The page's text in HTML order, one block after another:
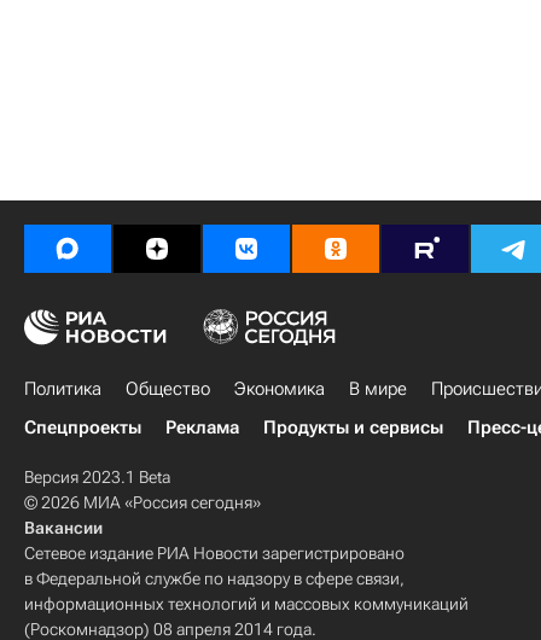
Политика Общество Экономика В мире
Спецпроекты
Реклама Продукты и сервисы Пресс-
Версия 2023.1 Beta
© 2026 МИА «Россия сегодня»
Вакансии
Сетевое издание РИА Новости зарегистрировано
в Федеральной службе по надзору в сфере связи,
информационных технологий и массовых коммуникаций
(Роскомнадзор) 08 апреля 2014 года.